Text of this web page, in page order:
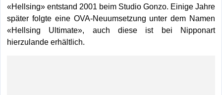
«Hellsing» entstand 2001 beim Studio Gonzo. Einige Jahre
später folgte eine OVA-Neuumsetzung unter dem Namen
«Hellsing Ultimate», auch diese ist bei Nipponart
hierzulande erhältlich.